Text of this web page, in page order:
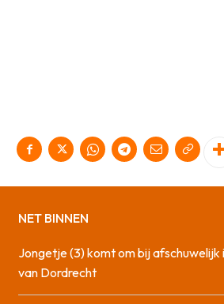
NET BINNEN
Jongetje (3) komt om bij afschuwelijk
van Dordrecht